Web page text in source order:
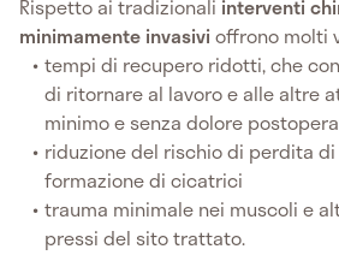
Rispetto ai tradizionali interventi
minimamente invasivioffrono molti
tempi di recupero ridotti, che
di ritornare al lavoro e alle altre
minimo e senza dolore
riduzione del rischio di perdita
formazione di cicatrici
trauma minimale nei muscoli e
pressi del sito trattato.